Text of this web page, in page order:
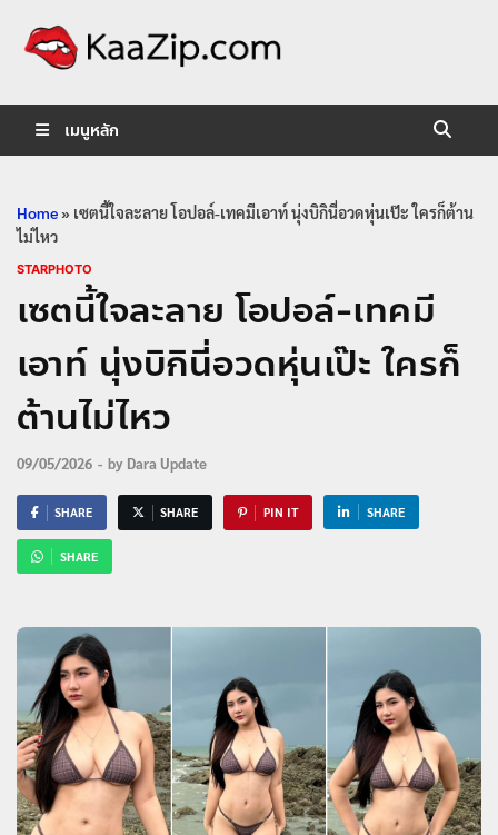
เมนูหลัก
Home» เซตนี้ใจละลาย โอปอล์-เทคมีเอาท์ นุ่งบิกินี่อวดหุ่นเป๊ะ ใครก็ต้าน
ไม่ไหว
STARPHOTO
เซตนี้ใจละลาย โอปอล์-เทคมี
เอาท์ นุ่งบิกินี่อวดหุ่นเป๊ะ ใครก็
ต้านไม่ไหว
09/05/2026 - by Dara Update
SHARE SHARE PIN IT SHARE
SHARE